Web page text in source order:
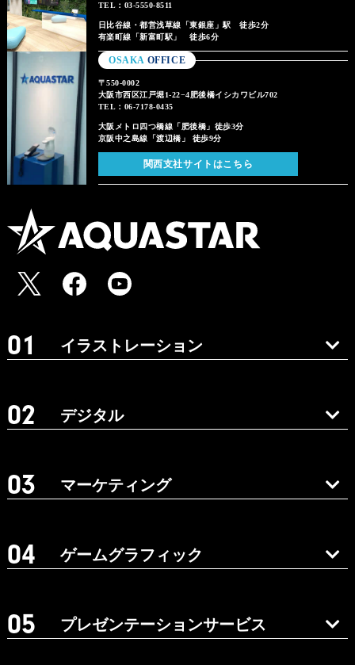
TEL：03-5550-8511
日比谷線・都営浅草線「東銀座」駅 徒歩2分
有楽町線「新富町駅」 徒歩6分
OSAKA OFFICE
〒550-0002
大阪市西区江戸堀1-22−4肥後橋イシカワビル702
TEL：06-7178-0435
大阪メトロ四つ橋線「肥後橋」徒歩3分
京阪中之島線「渡辺橋」 徒歩9分
関西支社サイトはこちら
イラストレーション
デジタル
マーケティング
ゲームグラフィック
プレゼンテーションサービス